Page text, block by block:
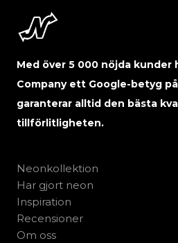
Med över 5 000 nöjda kunder
Company ett Google-betyg
garanterar alltid den bästa
tillförlitligheten.
Neonkollektion
Har gjort neon
Inspiration
Recensioner
Om oss